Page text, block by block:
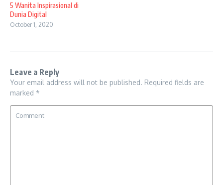
5 Wanita Inspirasional di
Dunia Digital
October 1, 2020
Leave a Reply
Your email address will not be published. Required fields are
marked *